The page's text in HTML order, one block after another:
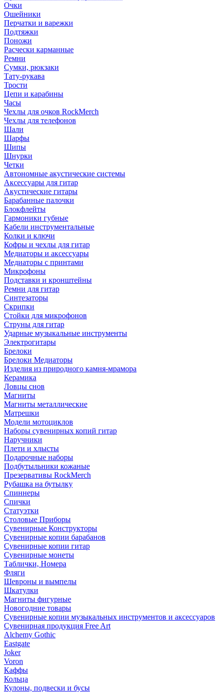
Очки
Ошейники
Перчатки и варежки
Подтяжки
Поножи
Расчески карманные
Ремни
Сумки, рюкзаки
Тату-рукава
Трости
Цепи и карабины
Часы
Чехлы для очков RockMerch
Чехлы для телефонов
Шали
Шарфы
Шипы
Шнурки
Четки
Автономные акустические системы
Аксессуары для гитар
Акустические гитары
Барабанные палочки
Блокфлейты
Гармоники губные
Кабели инструментальные
Колки и ключи
Кофры и чехлы для гитар
Медиаторы и аксессуары
Медиаторы с принтами
Микрофоны
Подставки и кронштейны
Ремни для гитар
Синтезаторы
Скрипки
Стойки для микрофонов
Струны для гитар
Ударные музыкальные инструменты
Электрогитары
Брелоки
Брелоки Медиаторы
Изделия из природного камня-мрамора
Керамика
Ловцы снов
Магниты
Магниты металлические
Матрешки
Модели мотоциклов
Наборы сувенирных копий гитар
Наручники
Плети и хлысты
Подарочные наборы
Подбутыльники кожаные
Презервативы RockMerch
Рубашка на бутылку
Спиннеры
Спички
Статуэтки
Столовые Приборы
Сувенирные Конструкторы
Сувенирные копии барабанов
Сувенирные копии гитар
Сувенирные монеты
Таблички, Номера
Фляги
Шевроны и вымпелы
Шкатулки
Магниты фигурные
Новогодние товары
Сувенирные копии музыкальных инструментов и аксессуаров
Сувенирная продукция Free Art
Alchemy Gothic
Eastgate
Joker
Voron
Каффы
Кольца
Кулоны, подвески и бусы